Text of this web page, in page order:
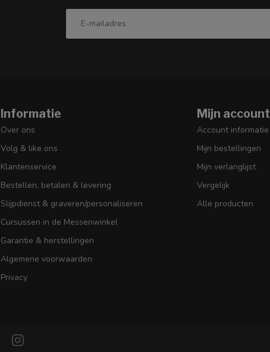
Informatie
Over ons
Volg & like ons
Klantenservice
Bestellen, betalen & levering
Slijpdienst & graveren/personaliseren
Cursussen in de Messenwinkel
Garantie & herstellingen
Algemene voorwaarden
Privacy
Mijn account
Account informatie
Mijn bestellingen
Mijn verlanglijst
Vergelijk
Alle producten